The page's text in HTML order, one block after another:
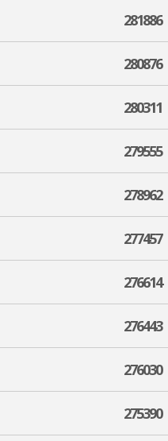
281886
280876
280311
279555
278962
277457
276614
276443
276030
275390